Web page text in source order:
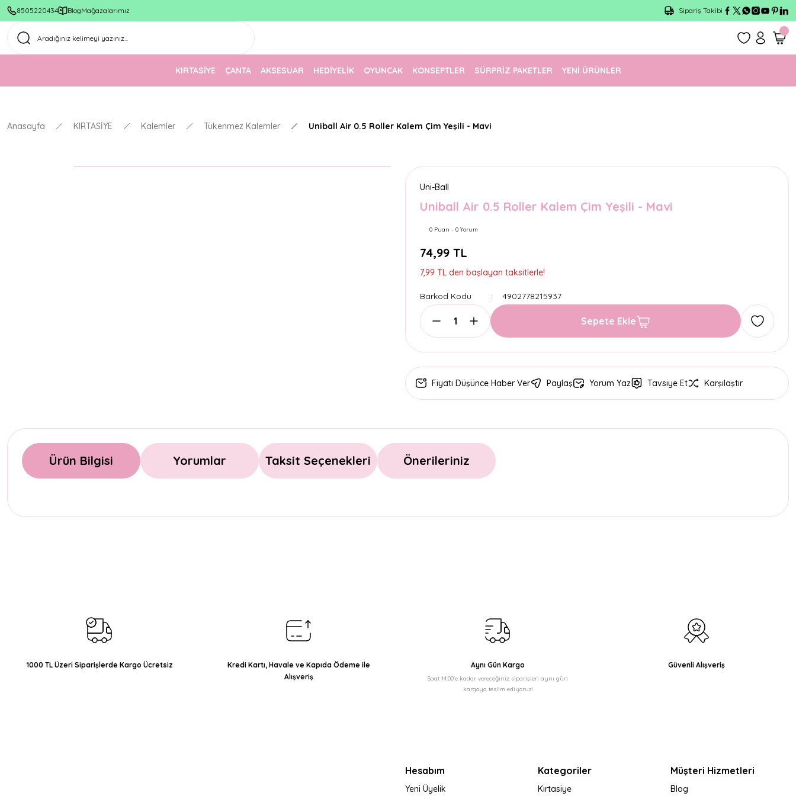
8505220434 BlogMağazalarımız
1500 TL Üzeri Ücretsiz Kargo
Sipariş Takibi
KIRTASİYE ÇANTA AKSESUAR HEDİYELİK OYUNCAK KONSEPTLER SÜRPRİZ PAKETLER YENİ ÜRÜNLER
Anasayfa KIRTASİYE Kalemler Tükenmez Kalemler Uniball Air 0.5 Roller Kalem Çim Yeşili - Mavi
Uni-Ball
Uniball Air 0.5 Roller Kalem Çim Yeşili - Mavi
0 Puan - 0 Yorum
74,99 TL
7,99 TL den başlayan taksitlerle!
Barkod Kodu 4902778215937
Sepete Ekle
Fiyatı Düşünce Haber Ver Paylaş Yorum Yaz Tavsiye Et Karşılaştır
Ürün Bilgisi Yorumlar Taksit Seçenekleri Önerileriniz
Ürün fiyatı diğer sitelerden daha pahalı.
Bu ürüne benzer farklı alternatifler olmalı.
1000 TL Üzeri Siparişlerde Kargo Ücretsiz
Kredi Kartı, Havale ve Kapıda Ödeme ile
Alışveriş
Aynı Gün Kargo
Saat 14:00'e kadar vereceğiniz siparişleri aynı gün
kargoya teslim ediyoruz!
Güvenli Alışveriş
Hesabım
Yeni Üyelik
Kategoriler
Kırtasiye
Müşteri Hizmetleri
Blog